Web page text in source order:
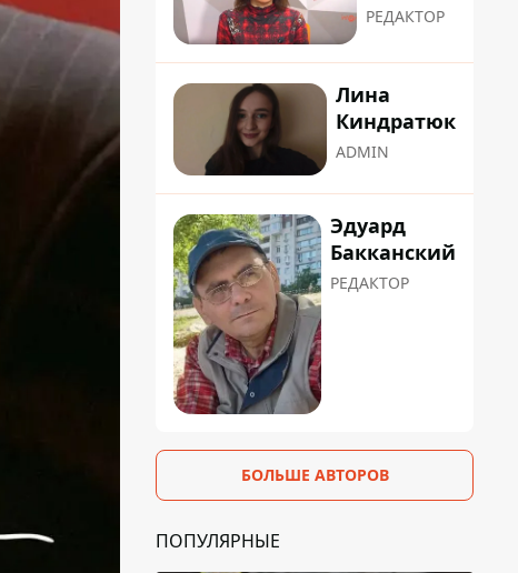
РЕДАКТОР
Лина
Киндратюк
ADMIN
Эдуард
Бакканский
РЕДАКТОР
БОЛЬШЕ АВТОРОВ
ПОПУЛЯРНЫЕ